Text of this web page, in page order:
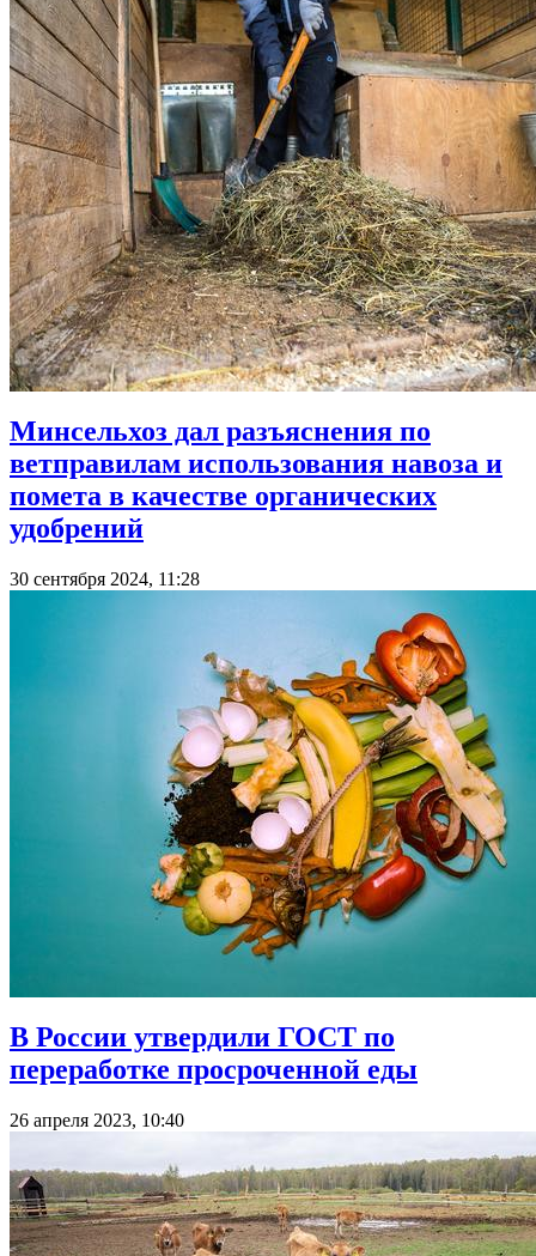
Минсельхоз дал разъяснения по
ветправилам использования навоза и
помета в качестве органических
удобрений
30 сентября 2024, 11:28
В России утвердили ГОСТ по
переработке просроченной еды
26 апреля 2023, 10:40